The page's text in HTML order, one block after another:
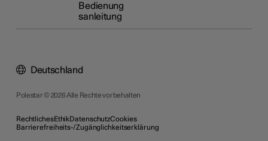
Bedienung
sanleitung
Polestar © 2026 Alle Rechte vorbehalten
RechtlichesEthikDatenschutzCookies
Barrierefreiheits-/Zugänglichkeitserklärung
Deutschland